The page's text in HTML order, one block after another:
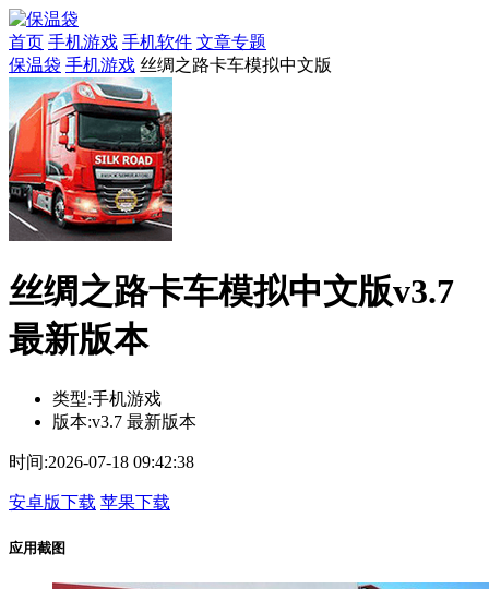
首页 手机游戏 手机软件 文章专题
保温袋 手机游戏 丝绸之路卡车模拟中文版
丝绸之路卡车模拟中文版v3.7
最新版本
类型:手机游戏
版本:v3.7 最新版本
时间:2026-07-18 09:42:38
安卓版下载 苹果下载
应用截图